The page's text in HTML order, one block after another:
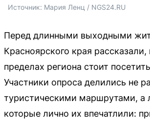
Источник: Мария Ленц / NGS24.RU
Перед длинными выходными
Красноярского края
пределах региона стоит
Участники опроса делились не
туристическими маршрутами, а
которые лично их впечатлили: